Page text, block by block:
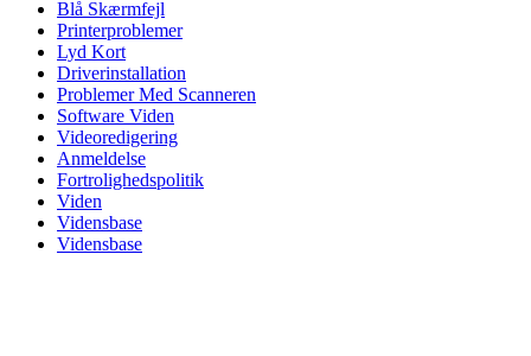
Blå Skærmfejl
Printerproblemer
Lyd Kort
Driverinstallation
Problemer Med Scanneren
Software Viden
Videoredigering
Anmeldelse
Fortrolighedspolitik
Viden
Vidensbase
Vidensbase